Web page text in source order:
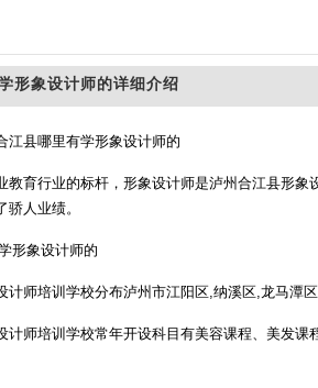
形象设计师的详细介绍
江县哪里有学形象设计师的
教育行业的标杆，形象设计师是泸州合江县形
人业绩。
计师培训学校分布泸州市江阳区,纳溪区,龙马潭
计师培训学校常年开设科目有美容课程、美发